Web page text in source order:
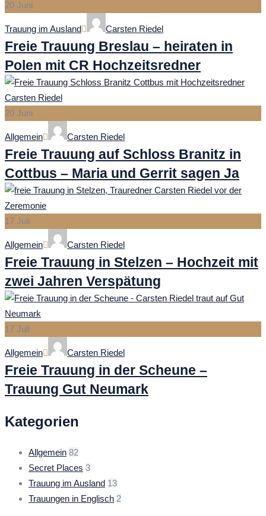
20 Juni
Trauung im Ausland
Carsten Riedel
Freie Trauung Breslau – heiraten in
Polen mit CR Hochzeitsredner
20 Juni
Allgemein
Carsten Riedel
Freie Trauung auf Schloss Branitz in
Cottbus – Maria und Gerrit sagen Ja
17 Juli
Allgemein
Carsten Riedel
Freie Trauung in Stelzen – Hochzeit mit
zwei Jahren Verspätung
17 Juli
Allgemein
Carsten Riedel
Freie Trauung in der Scheune –
Trauung Gut Neumark
Kategorien
Allgemein 82
Secret Places 3
Trauung im Ausland 13
Trauungen in Englisch 2